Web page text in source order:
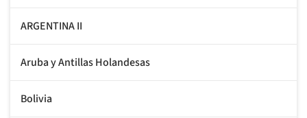
ARGENTINA II
Aruba y Antillas Holandesas
Bolivia